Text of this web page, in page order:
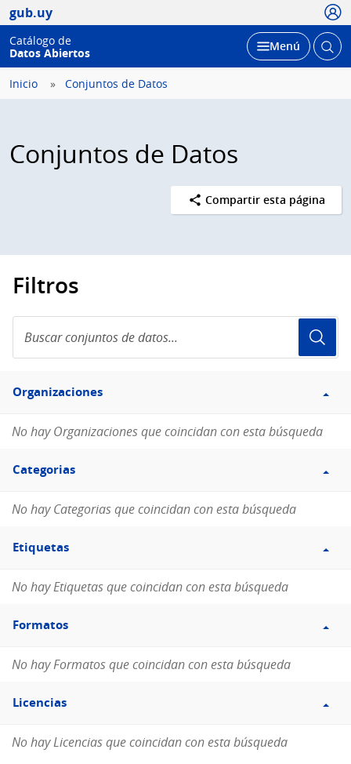
gub.uy
Catálogo de
Datos Abiertos
Desplegar
Menú Abrir
Inicio Conjuntos de Datos
Conjuntos de Datos
Compartir esta página
Filtros
conjuntos
de
Filtro
Organizaciones
Organizaciones
No hay Organizaciones que coincidan con esta búsqueda
Filtro
Categorias
Categorias
No hay Categorias que coincidan con esta búsqueda
Filtro
Etiquetas
Etiquetas
No hay Etiquetas que coincidan con esta búsqueda
Filtro
Formatos
Formatos
No hay Formatos que coincidan con esta búsqueda
Filtro
Licencias
Licencias
No hay Licencias que coincidan con esta búsqueda